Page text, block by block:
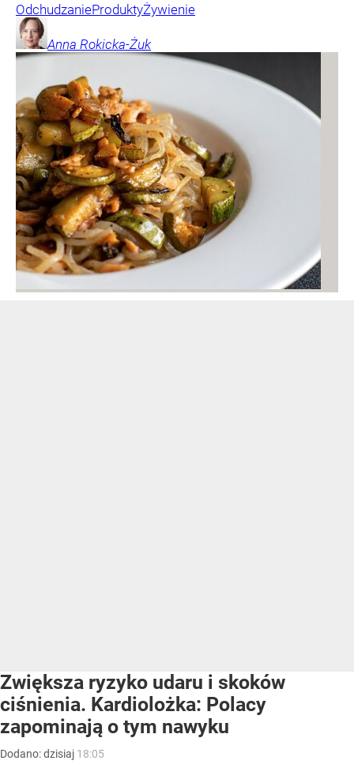
OdchudzanieProduktyŻywienie
Anna Rokicka-Żuk
Zwiększa ryzyko udaru i skoków
ciśnienia. Kardiolożka: Polacy
zapominają o tym nawyku
Dodano:dzisiaj 18:05